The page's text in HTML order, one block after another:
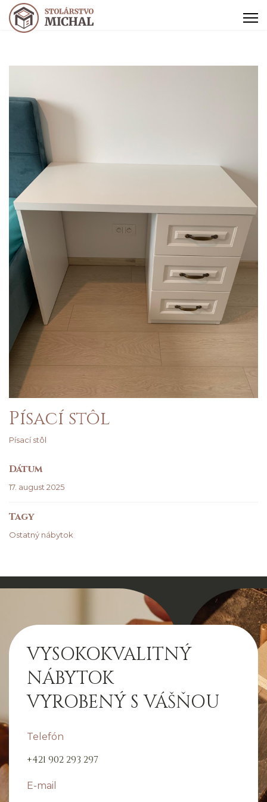
Písací stôl
Písací stôl
Dátum
17. august 2025
Tagy
Ostatný nábytok
VYSOKOKVALITNÝ
NÁBYTOK
VYROBENÝ S VÁŠŇOU
Telefón
+421 902 293 297
E-mail